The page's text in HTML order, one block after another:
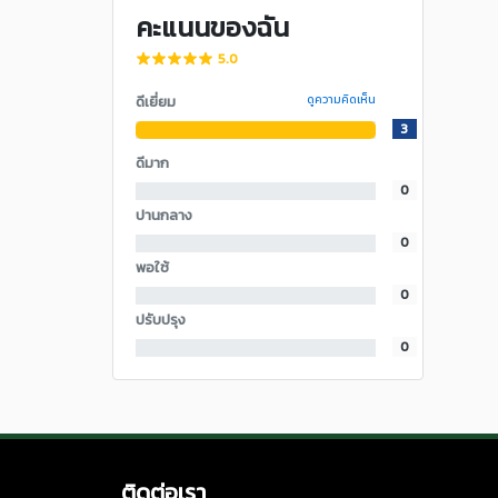
คะแนนของฉัน
5.0
ดีเยี่ยม ดูความคิดเห็น
3
ดีมาก
0
ปานกลาง
0
พอใช้
0
ปรับปรุง
0